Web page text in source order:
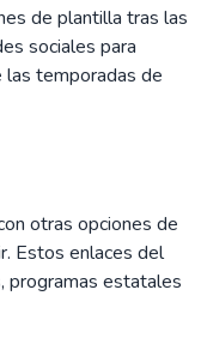
de plantilla tras las
sociales para
las temporadas de
otras opciones de
Estos enlaces del
programas estatales